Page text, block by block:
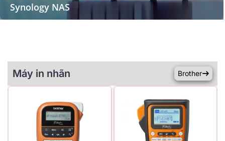
Synology NAS
Máy in nhãn Brother